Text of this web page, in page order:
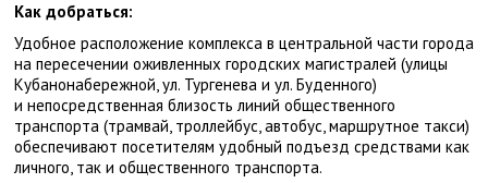
Как добраться:
Удобное расположение комплекса в центральной части города
на пересечении оживленных городских магистралей (улицы
Кубанонабережной, ул. Тургенева и ул. Буденного)
и непосредственная близость линий общественного
транспорта (трамвай, троллейбус, автобус, маршрутное такси)
обеспечивают посетителям удобный подъезд средствами как
личного, так и общественного транспорта.